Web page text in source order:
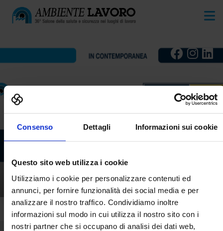
Consenso Dettagli Informazioni sui cookie
Questo sito web utilizza i cookie
Utilizziamo i cookie per personalizzare contenuti ed
annunci, per fornire funzionalità dei social media e per
analizzare il nostro traffico. Condividiamo inoltre
informazioni sul modo in cui utilizza il nostro sito con i
nostri partner che si occupano di analisi dei dati web,
VIRTUAL SAFETY LAB
AMBIENTE LAVORO
HomeProdottiVideo